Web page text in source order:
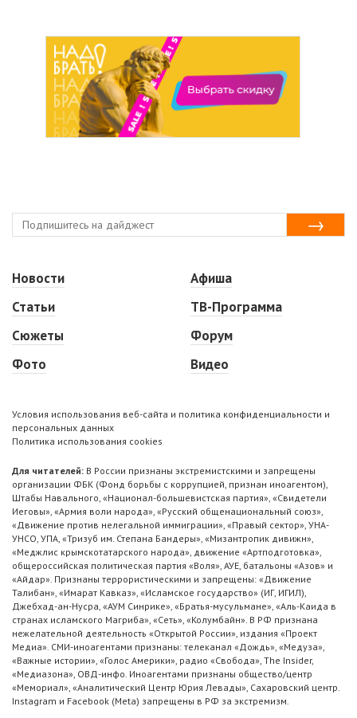
Новости
Статьи
Сюжеты
Фото
Афиша
ТВ-Программа
Форум
Видео
Условия использования веб-сайта и политика конфиденциальности и
персональных данных
Политика использования cookies
Для читателей: В России признаны экстремистскими и запрещены
организации ФБК (Фонд борьбы с коррупцией, признан иноагентом),
Штабы Навального, «Национал-большевистская партия», «Свидетели
Иеговы», «Армия воли народа», «Русский общенациональный союз»,
«Движение против нелегальной иммиграции», «Правый сектор», УНА-
УНСО, УПА, «Тризуб им. Степана Бандеры», «Мизантропик дивижн»,
«Меджлис крымскотатарского народа», движение «Артподготовка»,
общероссийская политическая партия «Воля», АУЕ, батальоны «Азов» и
«Айдар». Признаны террористическими и запрещены: «Движение
Талибан», «Имарат Кавказ», «Исламское государство» (ИГ, ИГИЛ),
Джебхад-ан-Нусра, «АУМ Синрике», «Братья-мусульмане», «Аль-Каида в
странах исламского Магриба», «Сеть», «Колумбайн». В РФ признана
нежелательной деятельность «Открытой России», издания «Проект
Медиа». СМИ-иноагентами признаны: телеканал «Дождь», «Медуза»,
«Важные истории», «Голос Америки», радио «Свобода», The Insider,
«Медиазона», ОВД-инфо. Иноагентами признаны общество/центр
«Мемориал», «Аналитический Центр Юрия Левады», Сахаровский центр.
Instagram и Facebook (Metа) запрещены в РФ за экстремизм.